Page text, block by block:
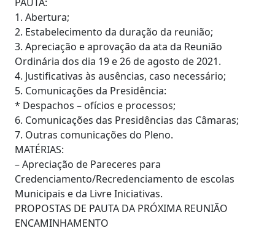
1. Abertura;
2. Estabelecimento da duração da reunião;
3. Apreciação e aprovação da ata da Reunião
Ordinária dos dia 19 e 26 de agosto de 2021.
4. Justificativas às ausências, caso necessário;
5. Comunicações da Presidência:
* Despachos – ofícios e processos;
6. Comunicações das Presidências das Câmaras;
7. Outras comunicações do Pleno.
MATÉRIAS:
– Apreciação de Pareceres para
Credenciamento/Recredenciamento de escolas
Municipais e da Livre Iniciativas.
PROPOSTAS DE PAUTA DA PRÓXIMA REUNIÃO
ENCAMINHAMENTO